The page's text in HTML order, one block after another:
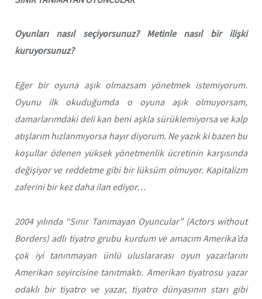
Oyunları nasıl seçiyorsunuz? Metinle nasıl bir ilişki
kuruyorsunuz?
Eğer bir oyuna aşık olmazsam yönetmek istemiyorum.
Oyunu ilk okuduğumda o oyuna aşık olmuyorsam,
damarlarımdaki deli kan beni aşkla sürüklemiyorsa ve kalp
atışlarım hızlanmıyorsa hayır diyorum. Ne yazık ki bazen bu
koşullar ödenen yüksek yönetmenlik ücretinin karşısında
değişiyor ve reddetme gibi bir lüksüm olmuyor. Kapitalizm
zaferini bir kez daha ilan ediyor…
2004 yılında “Sınır Tanımayan Oyuncular” (Actors without
Borders) adlı tiyatro grubu kurdum ve amacım Amerika’da
çok iyi tanınmayan ünlü uluslararası oyun yazarlarını
Amerikan seyircisine tanıtmaktı. Amerikan tiyatrosu yazar
odaklı bir tiyatro ve yazar, tiyatro dünyasının starı gibi